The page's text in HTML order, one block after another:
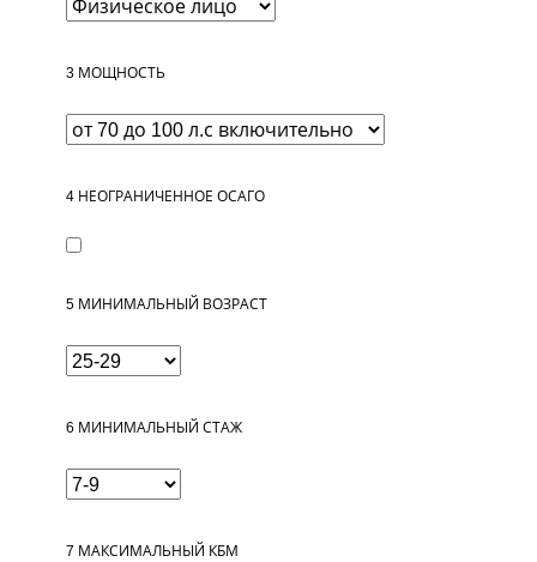
3 МОЩНОСТЬ
4 НЕОГРАНИЧЕННОЕ ОСАГО
5 МИНИМАЛЬНЫЙ ВОЗРАСТ
6 МИНИМАЛЬНЫЙ СТАЖ
7 МАКСИМАЛЬНЫЙ КБМ